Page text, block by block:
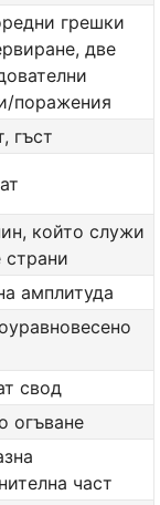
грешки
две
поражения
гъст
който служи
страни
амплитуда
свод
огъване
част